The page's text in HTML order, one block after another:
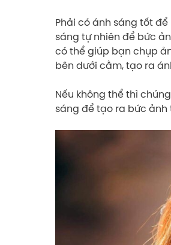
Phải có ánh sáng tốt
sáng tự nhiên để bức
có thể giúp bạn chụp
bên dưới cằm, tạo ra
Nếu không thể thì
sáng để tạo ra bức